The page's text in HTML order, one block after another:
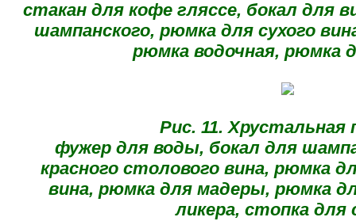
стакан для кофе гляссе, бокал для
шампанского, рюмка для сухого
рюмка водочная, рюмка
Рис. 11. Хрустальная
фужер для воды, бокал для
красного столового вина, рюмка
вина, рюмка для мадеры, рюмка
ликера, стопка для